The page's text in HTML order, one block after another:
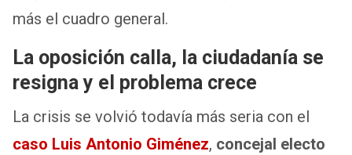
más el cuadro general.
La oposición calla, la ciudadanía se
resigna y el problema crece
La crisis se volvió todavía más seria con el
caso Luis Antonio Giménez, concejal electo